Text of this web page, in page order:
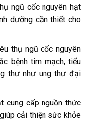
ngũ cốc nguyên hạt
dưỡng cần thiết cho
thụ ngũ cốc nguyên
bệnh tim mạch, tiểu
thư như ung thư đại
cung cấp nguồn thức
cải thiện sức khỏe